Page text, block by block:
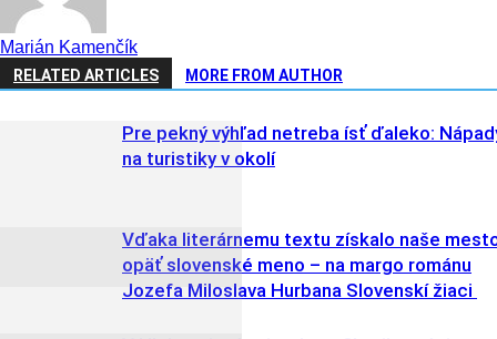
Marián Kamenčík
RELATED ARTICLES MORE FROM AUTHOR
Pre pekný výhľad netreba ísť ďaleko:
na turistiky v okolí
Vďaka literárnemu textu získalo naše
opäť slovenské meno – na margo románu
Jozefa Miloslava Hurbana Slovenskí žiaci